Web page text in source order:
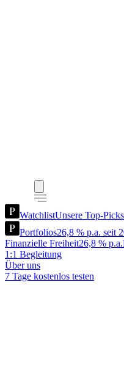
WatchlistUnsere Top-
Portfolios26,8 % p.a. seit
Finanzielle Freiheit26,8 % p.a.
1:1 Begleitung
Über uns
7 Tage kostenlos testen